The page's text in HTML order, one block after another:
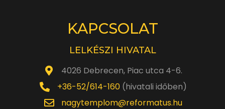
KAPCSOLAT
LELKÉSZI HIVATAL
4026 Debrecen, Piac utca 4-6.
+36-52/614-160(hivatali időben)
nagytemplom@reformatus.hu